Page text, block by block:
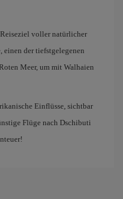
voller natürlicher
einen der tiefstgelegenen
Meer, um mit Walhaien
Einflüsse, sichtbar
Flüge nach Dschibuti